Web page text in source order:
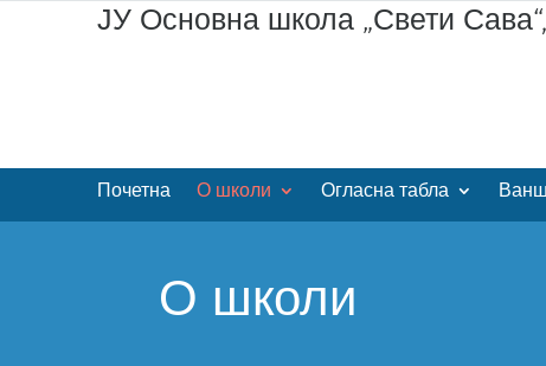
ЈУ Основна школа „Свети
Почетна О школи Огласна табла
О школи